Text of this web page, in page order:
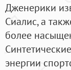
Дженерики
Сиалис, а
более
энергии